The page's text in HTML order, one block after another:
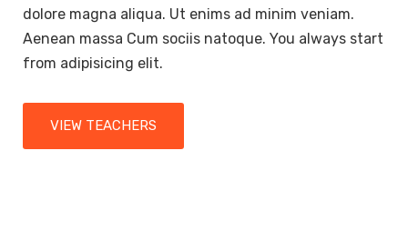
dolore magna aliqua. Ut enims ad minim veniam.
Aenean massa Cum sociis natoque. You always start
from adipisicing elit.
VIEW TEACHERS